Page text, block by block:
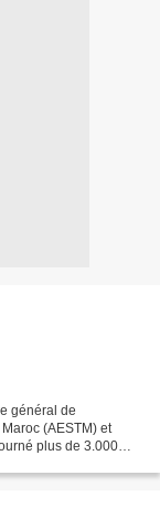
général de
(AESTM) et
plus de 3.000